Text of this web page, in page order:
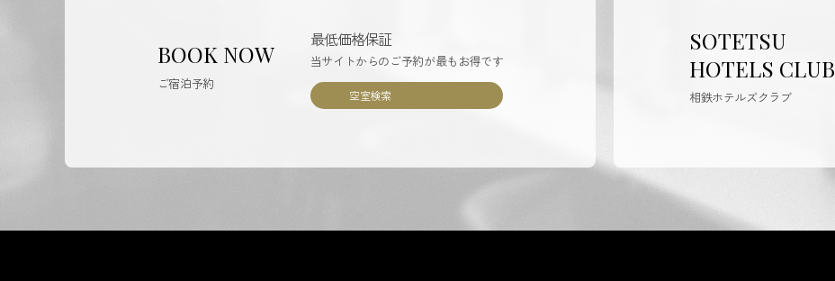
BOOK NOW
ご宿泊予約
最低価格保証
当サイトからのご予約が最もお得です
空室検索
SOTETSU
HOTELS CLUB
相鉄ホテルズクラブ